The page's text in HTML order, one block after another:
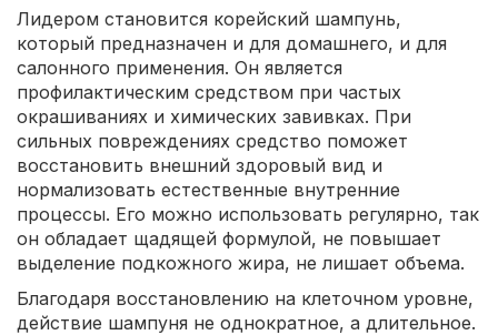
Лидером становится корейский шампунь,
который предназначен и для домашнего, и для
салонного применения. Он является
профилактическим средством при частых
окрашиваниях и химических завивках. При
сильных повреждениях средство поможет
восстановить внешний здоровый вид и
нормализовать естественные внутренние
процессы. Его можно использовать регулярно, так
он обладает щадящей формулой, не повышает
выделение подкожного жира, не лишает объема.
Благодаря восстановлению на клеточном уровне,
действие шампуня не однократное, а длительное.